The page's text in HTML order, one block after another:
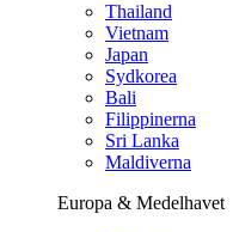
Thailand
Vietnam
Japan
Sydkorea
Bali
Filippinerna
Sri Lanka
Maldiverna
Europa & Medelhavet